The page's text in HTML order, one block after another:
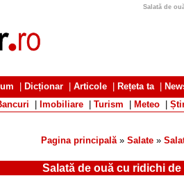
Salată de
Dicționar Articole Rețeta ta|
Imobiliare Turism Meteo
Pagina principală» Salate »
Salată de ouă cu ridichi de